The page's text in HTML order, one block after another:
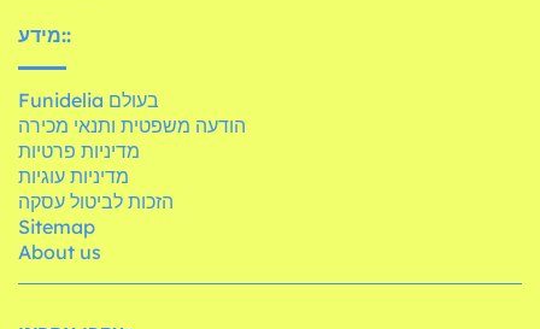
מידע::
Funidelia בעולם
הודעה משפטית ותנאי מכירה
מדיניות פרטיות
מדיניות עוגיות
הזכות לביטול עסקה
Sitemap
About us